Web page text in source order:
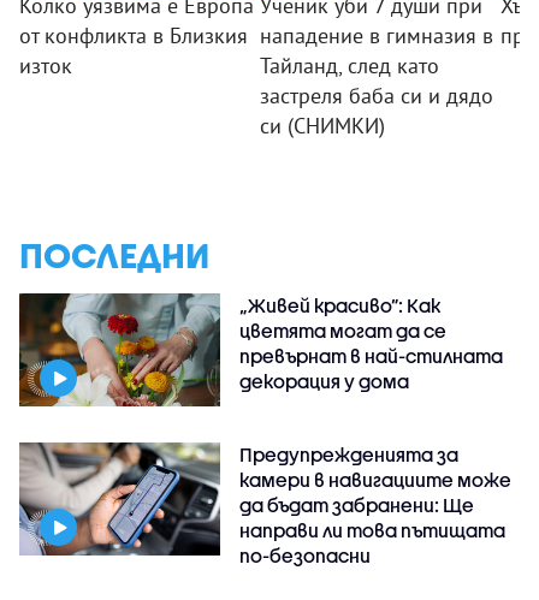
Колко уязвима е Европа
от конфликта в Близкия
изток
Ученик уби 7 души при
нападение в гимназия в
Тайланд, след като
застреля баба си и дядо
си (СНИМКИ)
ПОСЛЕДНИ
„Живей красиво”: Как
цветята могат да се
превърнат в най-стилната
декорация у дома
Предупрежденията за
камери в навигациите може
да бъдат забранени: Ще
направи ли това пътищата
по-безопасни